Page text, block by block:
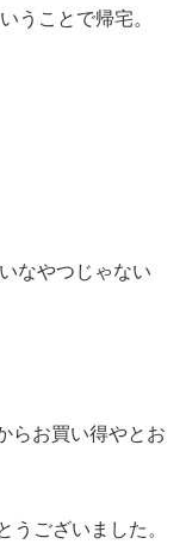
うことで帰宅。
なやつじゃない
らお買い得やとお
うございました。